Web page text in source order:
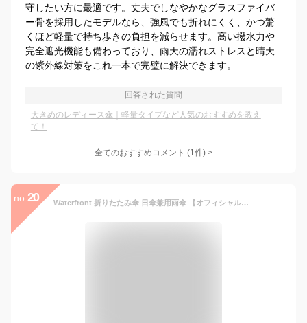
守したい方に最適です。丈夫でしなやかなグラスファイバ
ー骨を採用したモデルなら、強風でも折れにくく、かつ驚
くほど軽量で持ち歩きの負担を減らせます。高い撥水力や
完全遮光機能も備わっており、雨天の濡れストレスと晴天
の紫外線対策をこれ一本で完璧に解決できます。
回答された質問
大きめのレディース傘｜軽量タイプなど人気のおすすめを教え
て！
全てのおすすめコメント (1件) >
no. 20 Waterfront 折りたたみ傘 日傘兼用雨傘 【オフィシャル限定】 サンシェイドシルバー シルバー 55cm 軽量コンパクト UVカット 99.9% ユニセックス S355-0777SL1-B1